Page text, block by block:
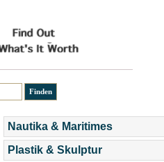
Nautika & Maritimes
Plastik & Skulptur